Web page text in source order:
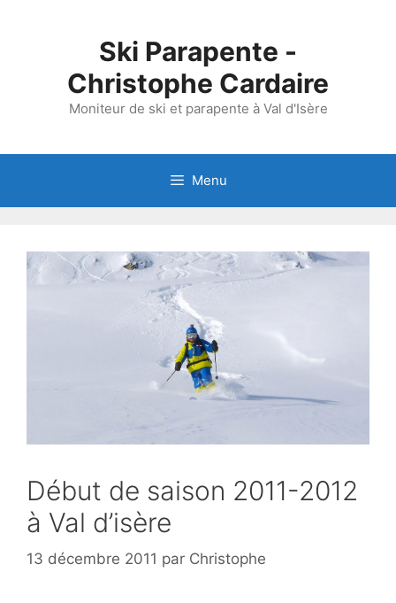
Ski Parapente -
Christophe Cardaire
Moniteur de ski et parapente à Val d'Isère
Menu
Début de saison 2011-2012
à Val d’isère
13 décembre 2011 par Christophe